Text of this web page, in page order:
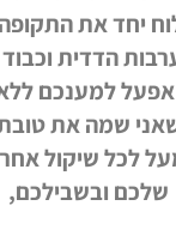
יחד את
הדדית
למענכם
שמה את
לכל שיקול
שלכם ובשבילכם,